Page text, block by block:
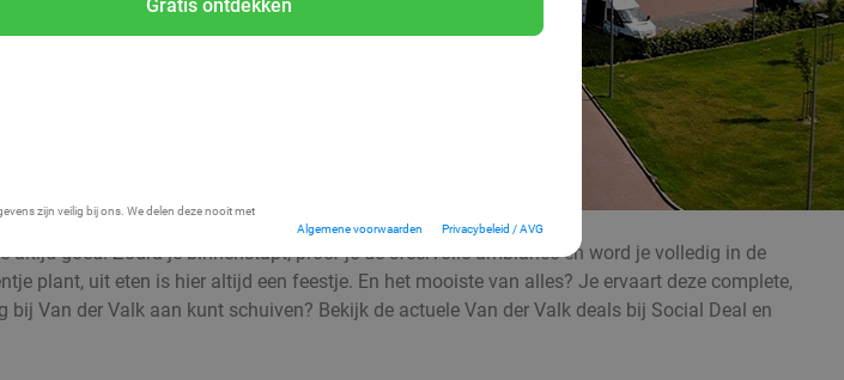
Gratis ontdekken
zijn veilig bij ons. We delen deze nooit met
Algemene voorwaarden Privacybeleid / AVG
goed. Zodra je binnenstapt, proef je de sfeervolle ambiance en word je volledig in de
plant, uit eten is hier altijd een feestje. En het mooiste van alles? Je ervaart deze complete,
Van der Valk aan kunt schuiven? Bekijk de actuele Van der Valk deals bij Social Deal en